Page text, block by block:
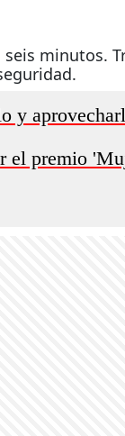
minutos.
y
el premio